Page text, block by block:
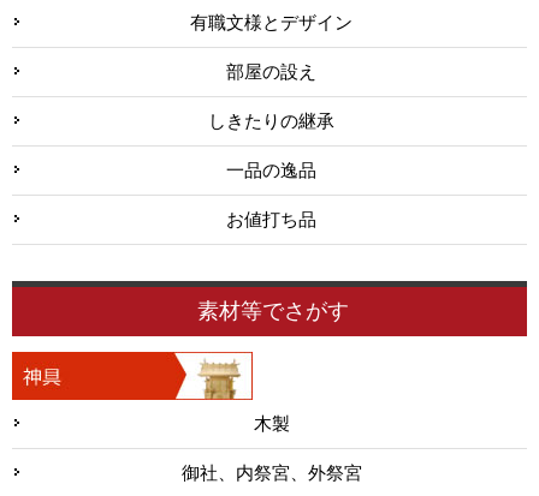
有職文様とデザイン
部屋の設え
しきたりの継承
一品の逸品
お値打ち品
素材等でさがす
木製
御社、内祭宮、外祭宮